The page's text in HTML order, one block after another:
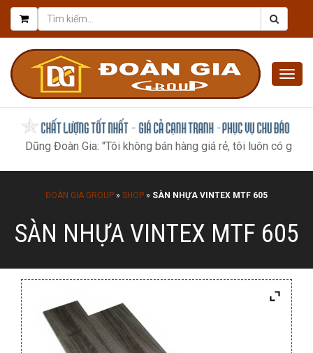
Đoàn Gia: "Tôi không bán hàng giá rẻ, tôi luôn có giá tốt
ĐOÀN GIA GROUP » SHOP » SÀN NHỰA VINTEX MTF 605
SÀN NHỰA VINTEX MTF 605